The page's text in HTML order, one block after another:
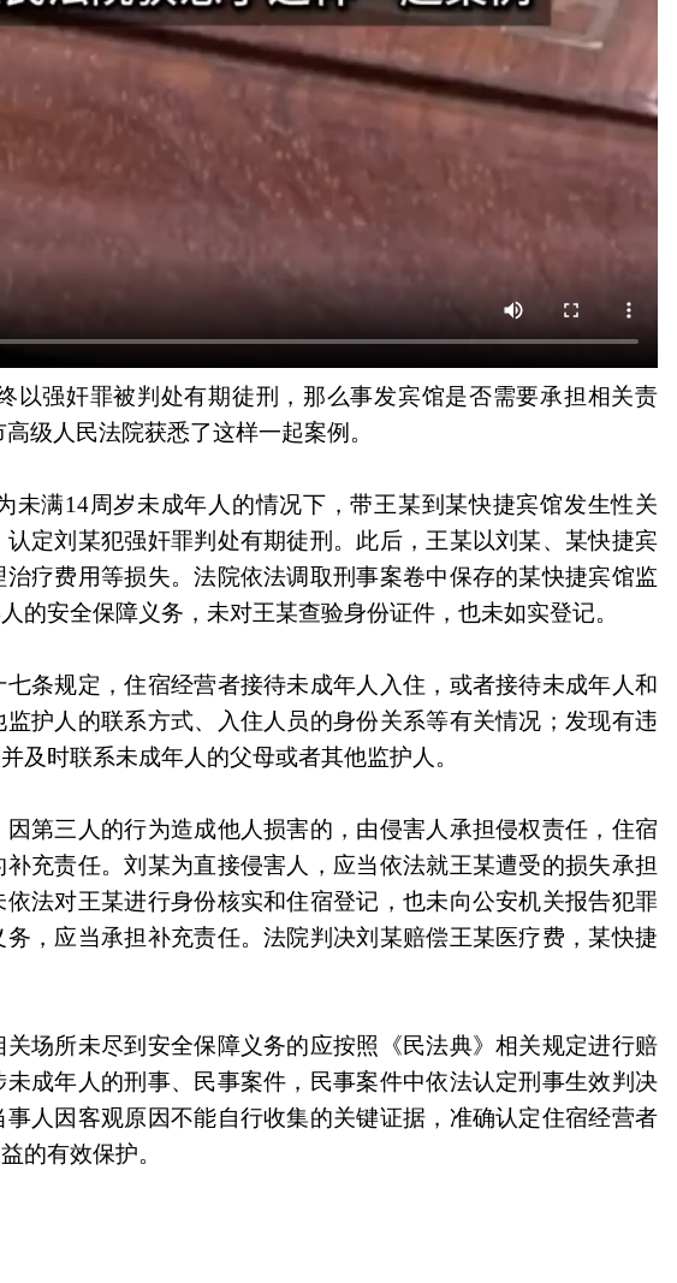
以强奸罪被判处有期徒刑，那么事发宾馆是否需要承担相关责
级人民法院获悉了这样一起案例。
未满14周岁未成年人的情况下，带王某到某快捷宾馆发生性关
定刘某犯强奸罪判处有期徒刑。此后，王某以刘某、某快捷宾
疗费用等损失。法院依法调取刑事案卷中保存的某快捷宾馆监
的安全保障义务，未对王某查验身份证件，也未如实登记。
条规定，住宿经营者接待未成年人入住，或者接待未成年人和
护人的联系方式、入住人员的身份关系等有关情况；发现有违
及时联系未成年人的父母或者其他监护人。
第三人的行为造成他人损害的，由侵害人承担侵权责任，住宿
充责任。刘某为直接侵害人，应当依法就王某遭受的损失承担
法对王某进行身份核实和住宿登记，也未向公安机关报告犯罪
，应当承担补充责任。法院判决刘某赔偿王某医疗费，某快捷
场所未尽到安全保障义务的应按照《民法典》相关规定进行赔
成年人的刑事、民事案件，民事案件中依法认定刑事生效判决
人因客观原因不能自行收集的关键证据，准确认定住宿经营者
的有效保护。